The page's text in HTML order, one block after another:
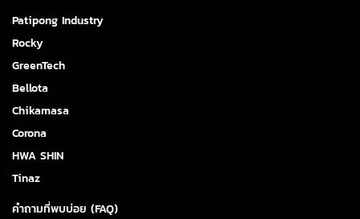
Patipong Industry
Rocky
GreenTech
Bellota
Chikamasa
Corona
HWA SHIN
Tinaz
คำถามที่พบบ่อย (FAQ)